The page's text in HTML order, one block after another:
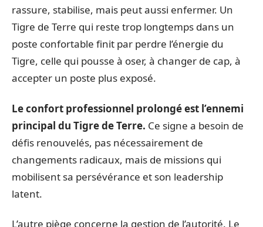
rassure, stabilise, mais peut aussi enfermer. Un
Tigre de Terre qui reste trop longtemps dans un
poste confortable finit par perdre l’énergie du
Tigre, celle qui pousse à oser, à changer de cap, à
accepter un poste plus exposé.
Le confort professionnel prolongé est l’ennemi
principal du Tigre de Terre. Ce signe a besoin de
défis renouvelés, pas nécessairement de
changements radicaux, mais de missions qui
mobilisent sa persévérance et son leadership
latent.
L’autre piège concerne la gestion de l’autorité. Le